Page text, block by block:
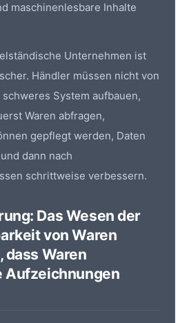
maschinenlesbare Inhalte
Unternehmen ist
Händler müssen nicht von
System aufbauen,
Waren abfragen,
gepflegt werden, Daten
dann nach
schrittweise verbessern.
Das Wesen der
von Waren
dass Waren
Aufzeichnungen